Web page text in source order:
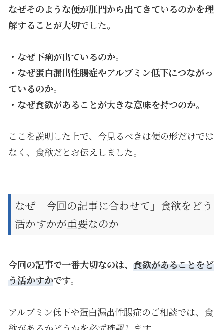
なぜそのような便が肛門から出てきているのかを理
解することが大切でした。
・なぜ下痢が出ているのか。
・なぜ蛋白漏出性腸症やアルブミン低下につながっ
ているのか。
・なぜ食欲があることが大きな意味を持つのか。
ここを説明した上で、今見るべきは便の形だけでは
なく、食欲だとお伝えしました。
なぜ「今回の記事に合わせて」食欲をどう
活かすかが重要なのか
今回の記事で一番大切なのは、 食欲があることをど
う活かすかです。
アルブミン低下や蛋白漏出性腸症のご相談では、食
欲があるかどうかを必ず確認します。